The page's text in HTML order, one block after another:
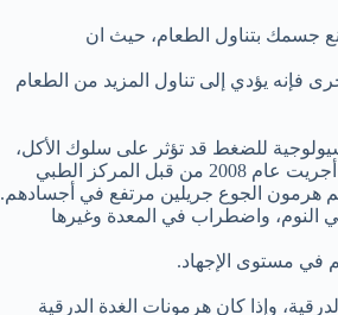
جسمك بتناول الطعام، حيث ان
فإنه يؤدي إلى تناول المزيد من الطعام
الفسيولوجية للضغط قد تؤثر على سلوك الأكل،
ومع مرور الوقت يمكن أن تؤثر هذه التعديلات على كلا من الوزن والصحة. تشير دراسة أجريت عام 2008 من قبل المركز الطبي
هرمون الجوع جريلين مرتفع في أجسادهم.
النوم، واضطراب في المعدة وغيرها
في مستوى الإجهاد.
وإذا كان هرمونات الغدة الدرقية